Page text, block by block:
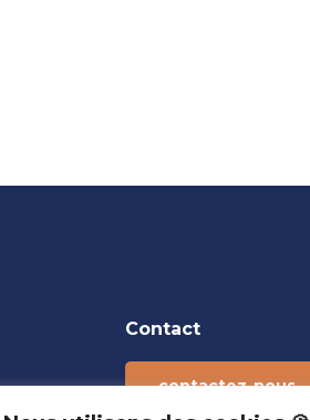
Contact
contactez-nous